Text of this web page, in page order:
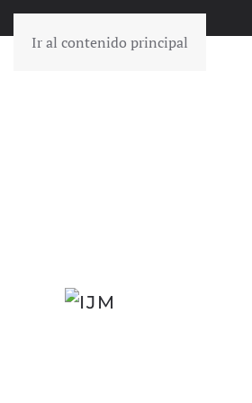
Ir al contenido principal